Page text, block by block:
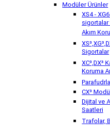
Modüler Ürünler
XS4 -
sigortalar
Akım
Sigortalar
XC³,DX³
Koruma
CX³
Dijital ve
Saatleri
Trafolar,